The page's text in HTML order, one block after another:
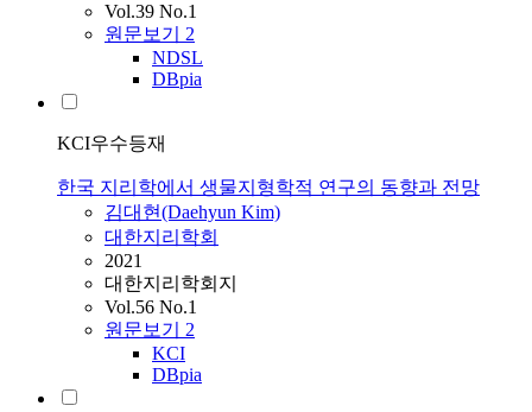
Vol.39 No.1
원문보기 2
NDSL
DBpia
KCI우수등재
한국 지리학에서 생물지형학적 연구의 동향과 전망
김대현(Daehyun Kim)
대한지리학회
2021
대한지리학회지
Vol.56 No.1
원문보기 2
KCI
DBpia